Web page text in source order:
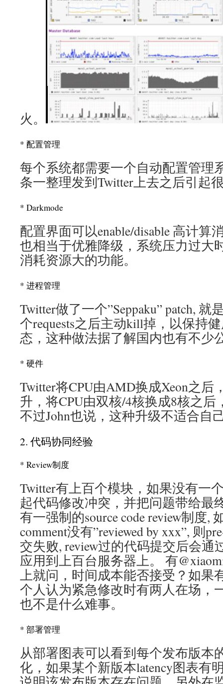
火。
* 配置管理
每个系统都需要一个自动配置管理
条一整理发到Twitter上去之后引起
* Darkmode
配置界面可以enable/disable 高计算
也相当于优雅降级，系统压力过大
消耗资源大的功能。
* 进程管理
Twitter做了一个”Seppaku” patch, 就
个requests之后主动kill掉，以保持
态，这种做法据了解国内也有不少
* 硬件
Twitter将CPU由AMD换成Xeon之后
升，将CPU由双核/4核换成8核之后
不过John也说，这种升级不适合自
2. 代码协同经验
* Review制度
Twitter有上百个模块，如果没有一
起代码修改冲突，并把问题带给最
有一强制的source code review制度,
comment没有”reviewed by xxx”, 则
交失败, review过的代码提交后会通
应用到上百台服务器上。 有
上就问，时间成本能否接受？如果
个人认为紧急修改时有两人在场，
也不是什么难事。
* 部署管理
从部署图表可以看到每个发布版本
化，如果某个新版本latency图表有